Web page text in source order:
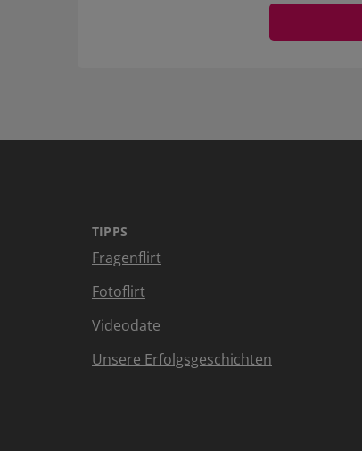
TIPPS
Fragenflirt
Fotoflirt
Videodate
Unsere Erfolgsgeschichten